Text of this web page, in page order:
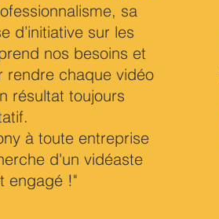
sa
d’initiative sur les
nos besoins et
rendre chaque vidéo
résultat toujours
à toute entreprise
d'un vidéaste
engagé !"